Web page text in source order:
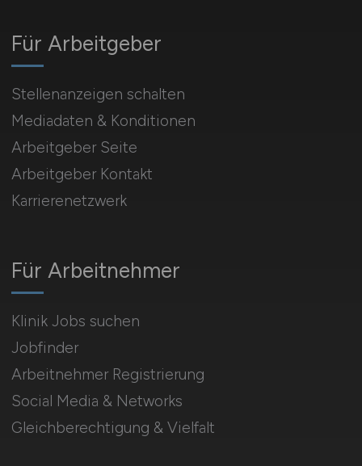
Für Arbeitnehmer
Klinik Jobs suchen
Jobfinder
Arbeitnehmer Registrierung
Social Media & Networks
Gleichberechtigung & Vielfalt
Für Arbeitgeber
Stellenanzeigen schalten
Mediadaten & Konditionen
Arbeitgeber Seite
Arbeitgeber Kontakt
Karrierenetzwerk